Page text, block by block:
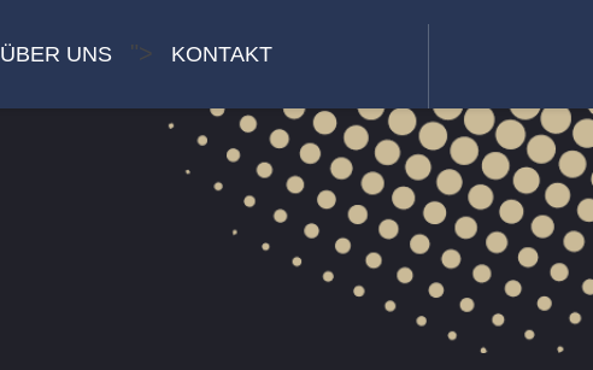
ÜBER UNS "> KONTAKT